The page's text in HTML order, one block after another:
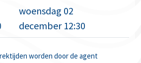
woensdag 02
december 12:30
worden door de agent